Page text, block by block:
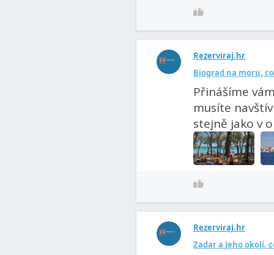
Rezerviraj.hr
Biograd na moru,
Přinášíme
musíte
stejně jako v
Rezerviraj.hr
Zadar a jeho okolí,